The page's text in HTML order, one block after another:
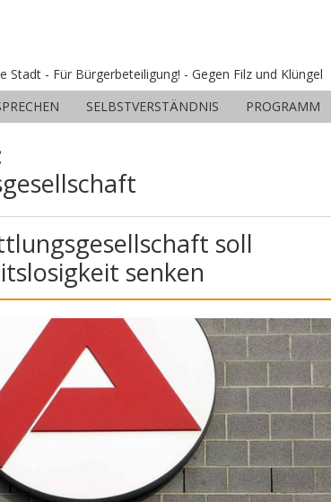
- Für Bürgerbeteiligung! - Gegen Filz und Klüngel
SELBSTVERSTÄNDNIS PROGRAMM
soll
senken